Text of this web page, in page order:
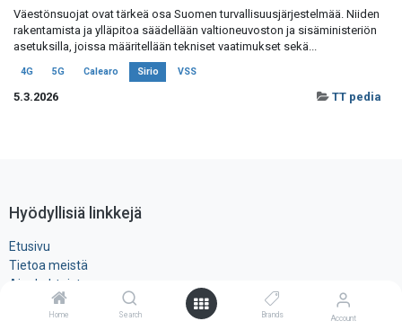
Home Search Brands Account
Väestönsuojat ovat tärkeä osa Suomen turvallisuusjärjestelmää. Niiden
rakentamista ja ylläpitoa säädellään valtioneuvoston ja sisäministeriön
asetuksilla, joissa määritellään tekniset vaatimukset sekä...
4G 5G Calearo Sirio VSS
5.3.2026 TT pedia
Hyödyllisiä linkkejä
Etusivu
Tietoa meistä
Ajankohtaista
Myynti- ja toimitusehdot
Rekisteri- ja ​evästeseloste